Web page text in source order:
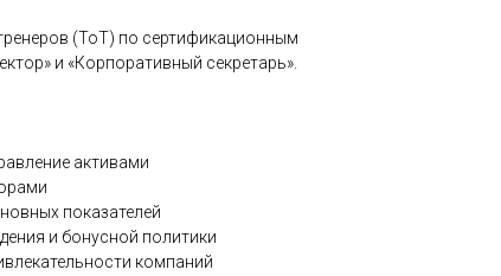
(ToT) по сертификационным
и «Корпоративный секретарь».
активами
показателей
и бонусной политики
компаний